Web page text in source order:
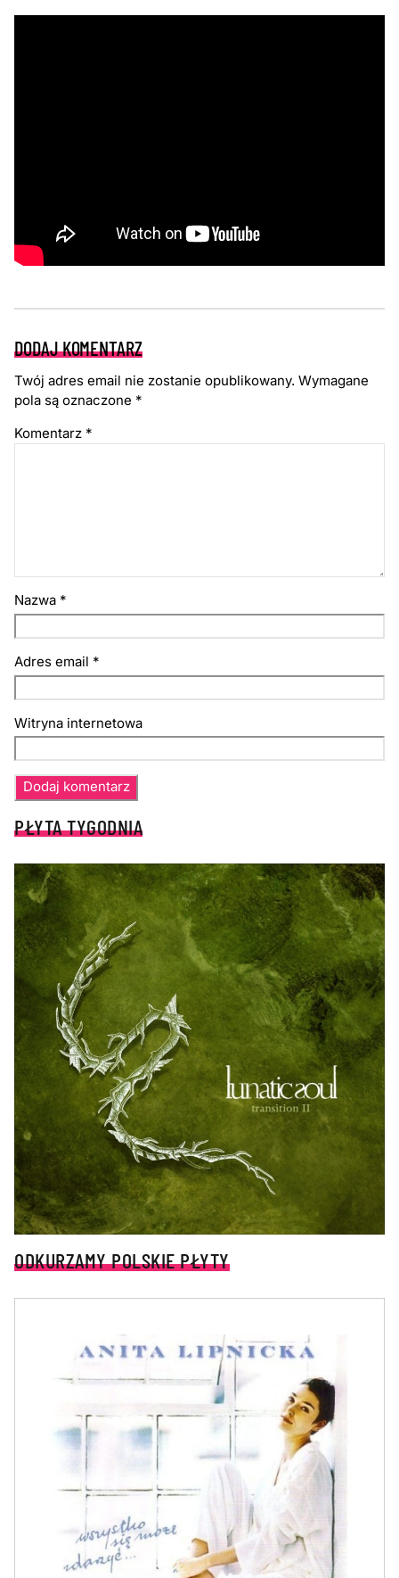
DODAJ KOMENTARZ
Twój adres email nie zostanie opublikowany. Wymagane
pola są oznaczone *
Komentarz *
Nazwa *
Adres email *
Witryna internetowa
PŁYTA TYGODNIA
ODKURZAMY POLSKIE PŁYTY